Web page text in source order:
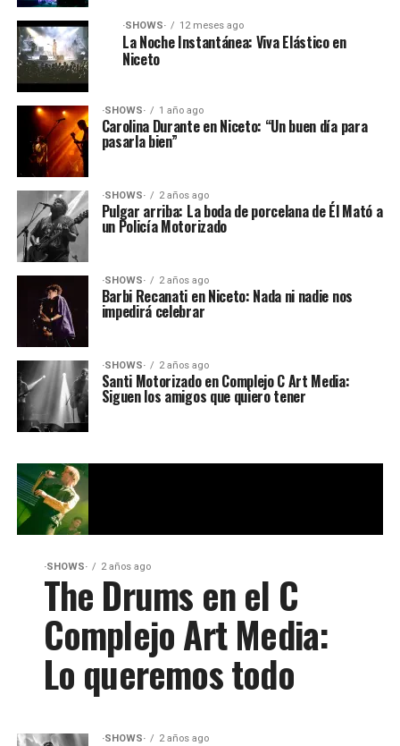
·SHOWS· 12 meses ago
La Noche Instantánea: Viva Elástico en
Niceto
·SHOWS· 1 año ago
Carolina Durante en Niceto: “Un buen día para
pasarla bien”
·SHOWS· 2 años ago
Pulgar arriba: La boda de porcelana de Él Mató a
un Policía Motorizado
·SHOWS· 2 años ago
Barbi Recanati en Niceto: Nada ni nadie nos
impedirá celebrar
·SHOWS· 2 años ago
Santi Motorizado en Complejo C Art Media:
Siguen los amigos que quiero tener
·SHOWS· 2 años ago
The Drums en el C
Complejo Art Media:
Lo queremos todo
·SHOWS· 2 años ago